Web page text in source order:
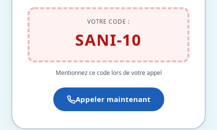
VOTRE CODE :
SANI-10
Mentionnez ce code lors de votre appel
Appeler maintenant